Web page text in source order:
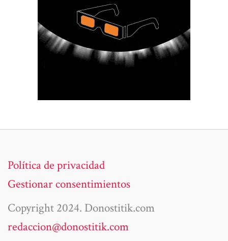
Política de privacidad
Gestionar consentimientos
Copyright 2024. Donostitik.com
redaccion@donostitik.com